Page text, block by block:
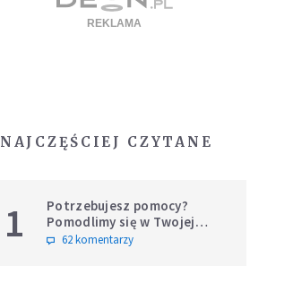
NAJCZĘŚCIEJ CZYTANE
1
Potrzebujesz pomocy?
Pomodlimy się w Twojej
intencji
62 komentarzy